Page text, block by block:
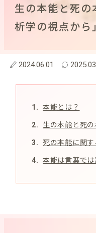
生の本能と死
析学の視点から」
2024.06.01
本能とは？
生の本能と死の
死の本能に関
本能は言葉で